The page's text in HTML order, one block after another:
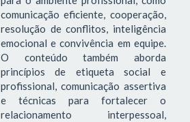
comunicação eficiente, cooperação,
resolução de conflitos, inteligência
emocional e convivência em equipe.
O conteúdo também aborda
princípios de etiqueta social e
profissional, comunicação assertiva
e técnicas para fortalecer o
relacionamento interpessoal,